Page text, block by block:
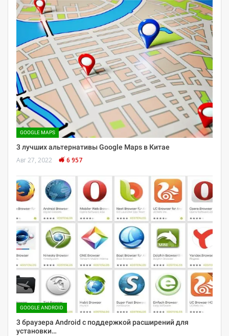
GOOGLE MAPS
3 лучших альтернативы Google Maps в Китае
Авг 27, 2022 6 957
GOOGLE ANDROID
3 браузера Android с поддержкой расширений для
установки…